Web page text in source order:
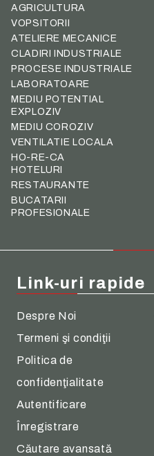
AGRICULTURA
VOPSITORII
ATELIERE MECANICE
CLADIRI INDUSTRIALE
PROCESE INDUSTRIALE
LABORATOARE
MEDIU POTENTIAL
EXPLOZIV
MEDIU COROZIV
VENTILATIE LOCALA
HO-RE-CA
HOTELURI
RESTAURANTE
BUCATARII
PROFESIONALE
Link-uri rapide
Despre Noi
Termeni şi condiţii
Politica de
confidenţialitate
Autentificare
Înregistrare
Căutare avansată